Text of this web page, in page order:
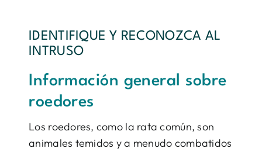
IDENTIFIQUE Y RECONOZCA AL
INTRUSO
Información general sobre
roedores
Los roedores, como la rata común, son
animales temidos y a menudo combatidos